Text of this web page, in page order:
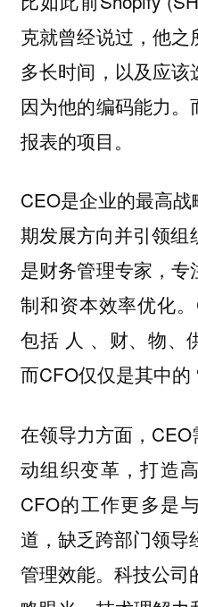
克就曾经说过，他
多长时间，以及应
因为他的编码能力
报表的项目。
CEO是企业的最高
期发展方向并引领组
是财务管理专家，
制和资本效率优化
包括 人 、财、物、
而CFO仅仅是其中的
在领导力方面，
动组织变革，打造
CFO的工作更多是
道，缺乏跨部门领导
管理效能。科技公司